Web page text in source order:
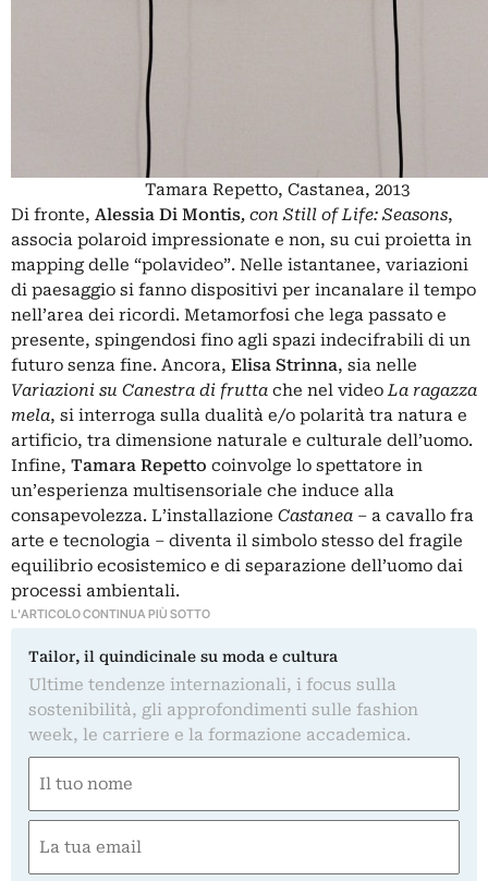
Tamara Repetto, Castanea, 2013
Di fronte, Alessia Di Montis, con Still of Life: Seasons,
associa polaroid impressionate e non, su cui proietta in
mapping delle “polavideo”. Nelle istantanee, variazioni
di paesaggio si fanno dispositivi per incanalare il tempo
nell’area dei ricordi. Metamorfosi che lega passato e
presente, spingendosi fino agli spazi indecifrabili di un
futuro senza fine. Ancora, Elisa Strinna, sia nelle
Variazioni su Canestra di frutta che nel videoLa ragazza
mela, si interroga sulla dualità e/o polarità tra natura e
artificio, tra dimensione naturale e culturale dell’uomo.
Infine, Tamara Repetto coinvolge lo spettatore in
un’esperienza multisensoriale che induce alla
consapevolezza. L’installazione Castanea – a cavallo fra
arte e tecnologia – diventa il simbolo stesso del fragile
equilibrio ecosistemico e di separazione dell’uomo dai
processi ambientali.
L'ARTICOLO CONTINUA PIÙ SOTTO
Tailor, il quindicinale su moda e cultura
Ultime tendenze internazionali, i focus sulla
sostenibilità, gli approfondimenti sulle fashion
week, le carriere e la formazione accademica.
(Required)
First
(Required)